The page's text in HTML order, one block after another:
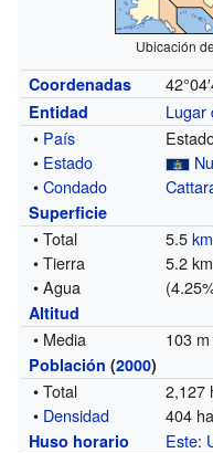
Ubicación
Coordenadas
Entidad
Lugar
• País
• Estado
•Condado
Superficie
• Total 5.5
• Tierra
5.2
• Agua
Altitud
• Media 103
Población (2000)
• Total
2,127
• Densidad 404
Huso horario Este: